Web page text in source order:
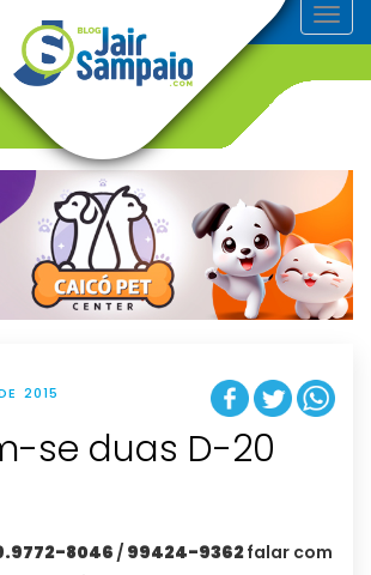
T
o
v
g
t
i
o
n
2015
se duas D-20
8046 / 99424-9362falar com